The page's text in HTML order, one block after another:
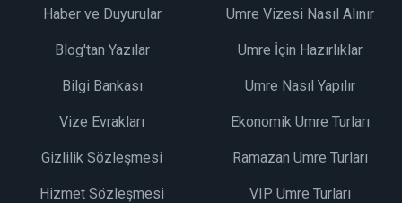
Haber ve Duyurular
Blog'tan Yazılar
Bilgi Bankası
Vize Evrakları
Gizlilik Sözleşmesi
Hizmet Sözleşmesi
Umre Vizesi Nasıl Alınır
Umre İçin Hazırlıklar
Umre Nasıl Yapılır
Ekonomik Umre Turları
Ramazan Umre Turları
VIP Umre Turları